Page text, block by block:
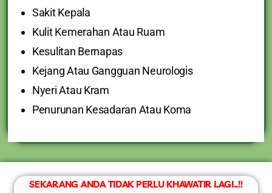
Sakit Kepala
Kulit Kemerahan Atau Ruam
Kesulitan Bernapas
Kejang Atau Gangguan Neurologis
Nyeri Atau Kram
Penurunan Kesadaran Atau Koma
SEKARANG ANDA TIDAK PERLU KHAWATIR LAGI..!!